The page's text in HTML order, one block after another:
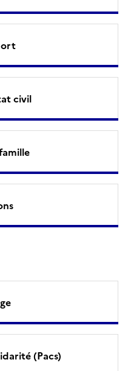
civil
(Pacs)